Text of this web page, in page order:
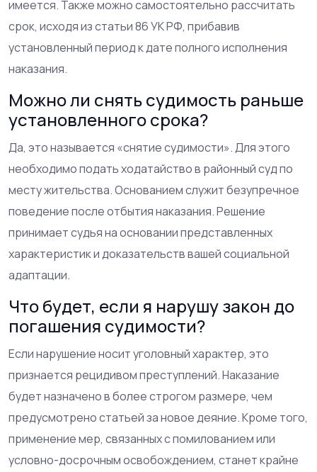
имеется. Также можно самостоятельно рассчитать
срок, исходя из статьи 86 УК РФ, прибавив
установленный период к дате полного исполнения
наказания.
Можно ли снять судимость раньше
установленного срока?
Да, это называется «снятие судимости». Для этого
необходимо подать ходатайство в районный суд по
месту жительства. Основанием служит безупречное
поведение после отбытия наказания. Решение
принимает судья на основании представленных
характеристик и доказательств вашей социальной
адаптации.
Что будет, если я нарушу закон до
погашения судимости?
Если нарушение носит уголовный характер, это
признается рецидивом преступлений. Наказание
будет назначено в более строгом размере, чем
предусмотрено статьей за новое деяние. Кроме того,
применение мер, связанных с помилованием или
условно-досрочным освобождением, станет крайне